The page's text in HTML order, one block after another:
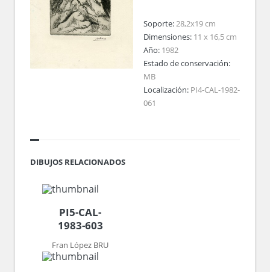
Soporte:28,2x19 cm
Dimensiones: 11 x 16,5 cm
Año: 1982
Estado de conservación:
MB
Localización: PI4-CAL-1982-
061
DIBUJOS RELACIONADOS
PI5-CAL-
1983-603
Fran López BRU